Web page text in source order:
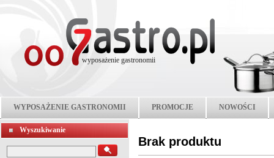
wyposażenie gastronomii
WYPOSAŻENIE GASTRONOMII PROMOCJE NOWOŚCI
Wyszukiwanie
Brak produktu